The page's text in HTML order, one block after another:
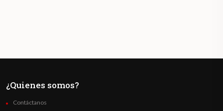
¿Quienes somos?
Contáctanos